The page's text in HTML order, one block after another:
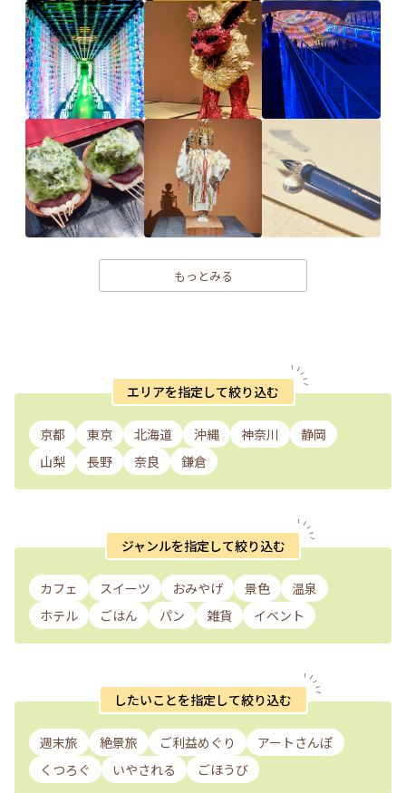
もっとみる
エリアを指定して絞り込む
京都 東京 北海道 沖縄 神奈川
静岡
山梨
長野 奈良 鎌倉
ジャンルを指定して絞り込む
カフェ スイーツ おみやげ 景色
温泉
ホテル
ごはん パン 雑貨 イベント
したいことを指定して絞り込む
週末旅 絶景旅 ご利益めぐり
アートさんぽ
くつろぐ
いやされる ごほうび